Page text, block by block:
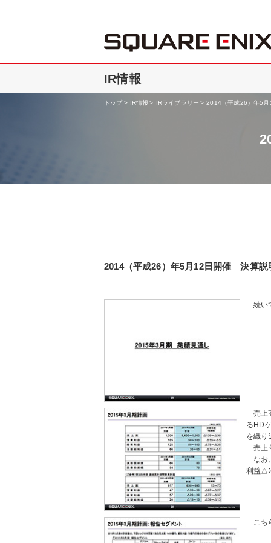
IR情報
トップ IR情報 IRライブラリー 2014（平成26）年5
2014（平成26）年5月12日開催 決算説
続い
売上
るHD
を織り
売上
なお
利益
こち